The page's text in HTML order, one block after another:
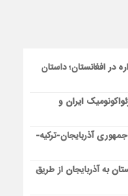
در افغانستان؛ داستان
ایران و
آذربایجان-ترکیه-
به آذربایجان از طریق